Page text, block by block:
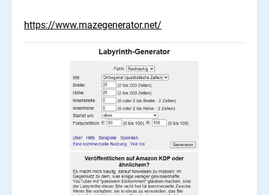
https://www.mazegenerator.net/